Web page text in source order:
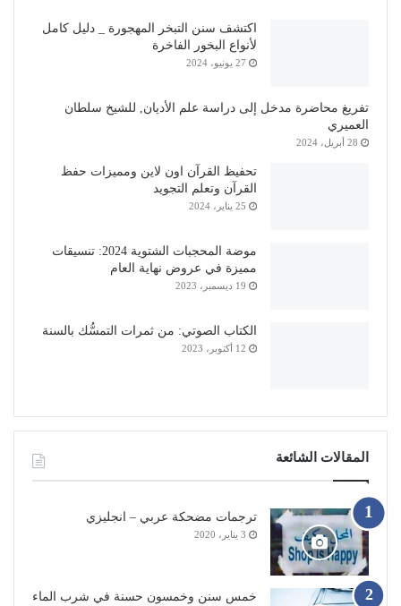
اكتشف سنن التبخر المهجورة _ دليل كامل
لأنواع البخور الفاخرة
27 يونيو، 2024
تفريغ محاضرة مدخل إلى دراسة علم الأديان, للشيخ سلطان
العميري
28 أبريل، 2024
تحفيظ القرآن اون لاين ومميزات حفظ
القرآن وتعلم التجويد
25 يناير، 2024
موضة المحجبات الشتوية 2024: تنسيقات
مميزة في عروض نهاية العام
19 ديسمبر، 2023
الكتاب الصوتي: من ثمرات التمسُّك بالسنة
12 أكتوبر، 2023
المقالات الشائعة
ترجمات مضحكة عربي – انجليزي
3 يناير، 2020
خمس سنن وخمسون حسنة في شرب الماء